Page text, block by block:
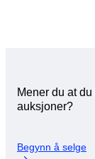
Mener du at
auksjoner?
Begynn å selge